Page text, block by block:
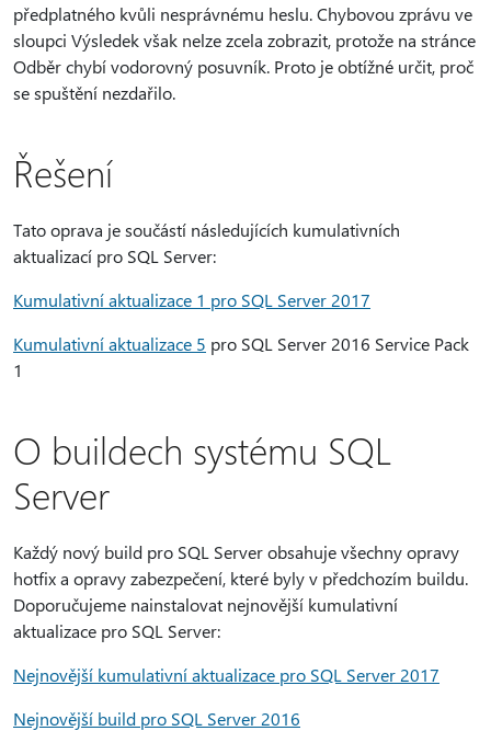
předplatného kvůli nesprávnému heslu. Chybovou zprávu ve
sloupci Výsledek však nelze zcela zobrazit, protože na stránce
Odběr chybí vodorovný posuvník. Proto je obtížné určit, proč
se spuštění nezdařilo.
Řešení
Tato oprava je součástí následujících kumulativních
aktualizací pro SQL Server:
Kumulativní aktualizace 1 pro SQL Server 2017
Kumulativní aktualizace 5 pro SQL Server 2016 Service Pack
1
O buildech systému SQL
Server
Každý nový build pro SQL Server obsahuje všechny opravy
hotfix a opravy zabezpečení, které byly v předchozím buildu.
Doporučujeme nainstalovat nejnovější kumulativní
aktualizace pro SQL Server:
Nejnovější kumulativní aktualizace pro SQL Server 2017
Nejnovější build pro SQL Server 2016